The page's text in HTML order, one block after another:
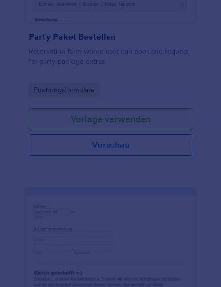
Party Paket Bestellen
Reservation form where user can book and request
for party package extras
Go to Category:
Buchungsformulare
Vorlage verwenden
Vorschau